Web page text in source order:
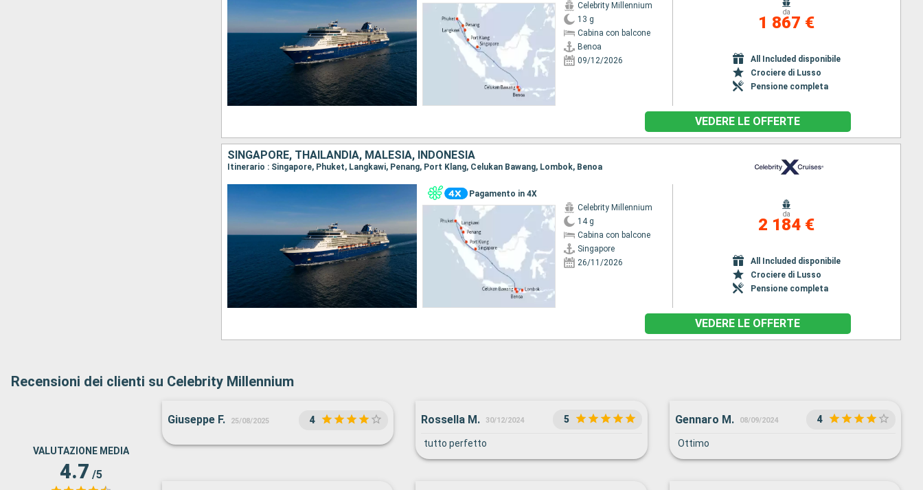
Celebrity Millennium
13 g
Cabina con balcone
Benoa
09/12/2026
da
1 867 €
All Included disponibile
Crociere di Lusso
Pensione completa
VEDERE LE OFFERTE
SINGAPORE, THAILANDIA, MALESIA, INDONESIA
Itinerario : Singapore, Phuket, Langkawi, Penang, Port Klang, Celukan Bawang, Lombok, Benoa
Pagamento in 4X
Celebrity Millennium
14 g
Cabina con balcone
Singapore
26/11/2026
da
2 184 €
All Included disponibile
Crociere di Lusso
Pensione completa
VEDERE LE OFFERTE
Recensioni dei clienti su Celebrity Millennium
VALUTAZIONE MEDIA
4.7 /5
Giuseppe F. 25/08/2025 4 Rossella M. 30/12/2024 5
tutto perfetto
Gennaro M. 08/09/2024 4
Ottimo